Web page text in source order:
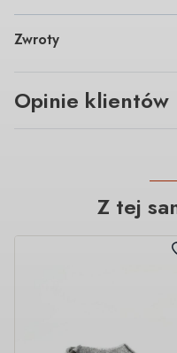
Zwroty
Opinie klientów
Z tej